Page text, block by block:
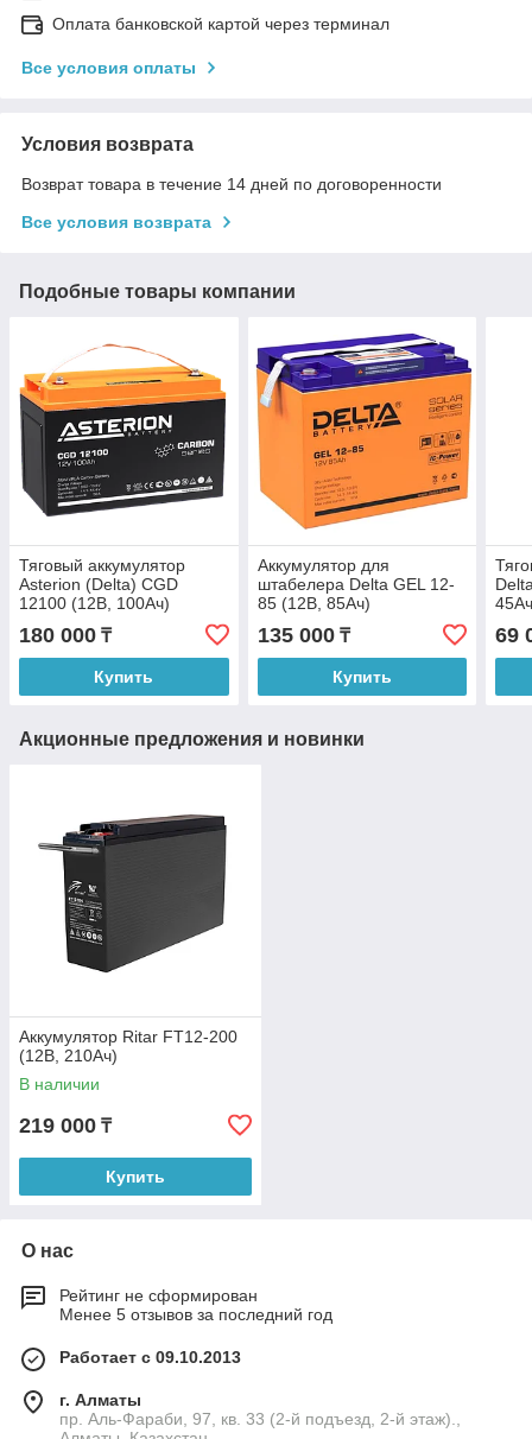
Оплата банковской картой через терминал
Все условия оплаты
Условия возврата
Возврат товара в течение 14 дней по договоренности
Все условия возврата
Подобные товары компании
Тяговый аккумулятор
Asterion (Delta) CGD
12100 (12В, 100Ач)
180 000 ₸
Купить
Аккумулятор для
штабелера Delta GEL 12-
85 (12В, 85Ач)
135 000₸
Купить
69
Акционные предложения и новинки
Аккумулятор Ritar FT12-200
(12В, 210Ач)
В наличии
219 000 ₸
Купить
О нас
Рейтинг не сформирован
Менее 5 отзывов за последний год
Работает с 09.10.2013
г. Алматы
пр. Аль-Фараби, 97, кв. 33 (2-й подъезд, 2-й этаж).,